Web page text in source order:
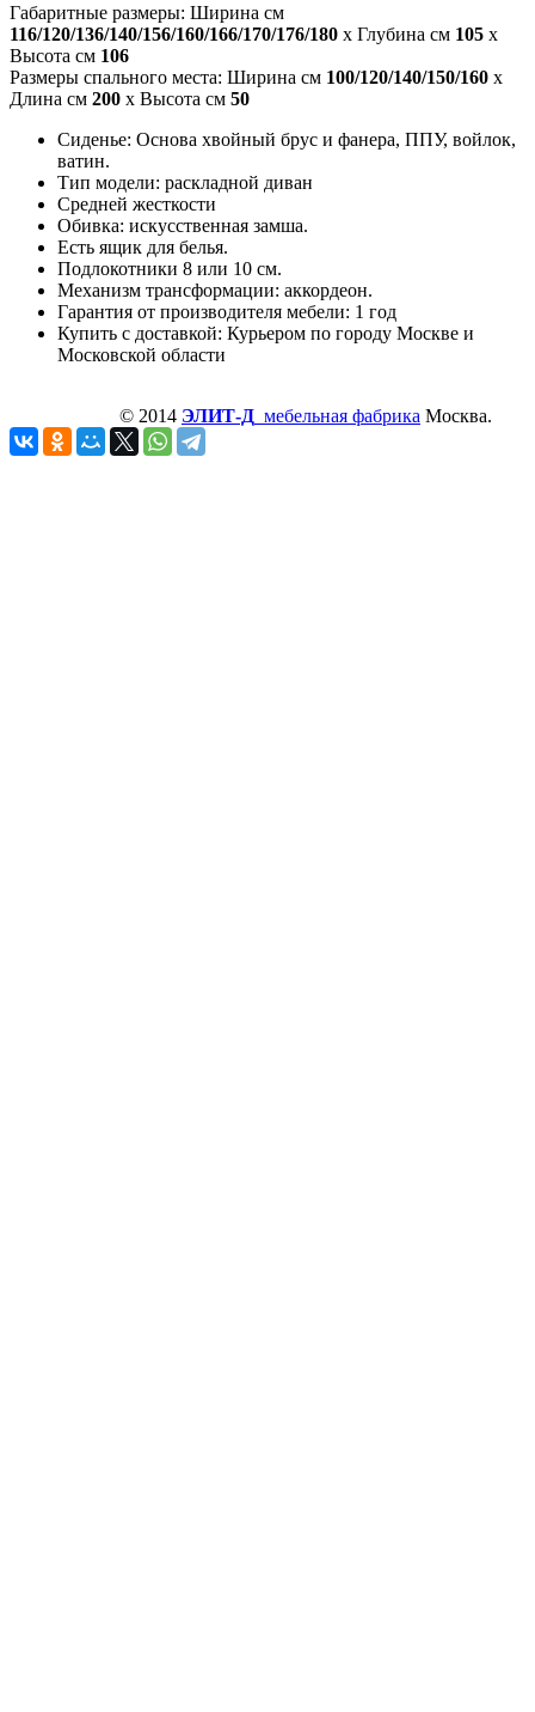
Габаритные размеры: Ширина см
116/120/136/140/156/160/166/170/176/180 x Глубина см 105 x
Высота см 106
Размеры спального места: Ширина см 100/120/140/150/160 x
Длина см 200 x Высота см 50
Сиденье: Основа хвойный брус и фанера, ППУ, войлок,
ватин.
Тип модели: раскладной диван
Средней жесткости
Обивка: искусственная замша.
Есть ящик для белья.
Подлокотники 8 или 10 см.
Механизм трансформации: аккордеон.
Гарантия от производителя мебели: 1 год
Купить с доставкой: Курьером по городу Москве и
Московской области
© 2014 ЭЛИТ-Д мебельная фабрика Москва.